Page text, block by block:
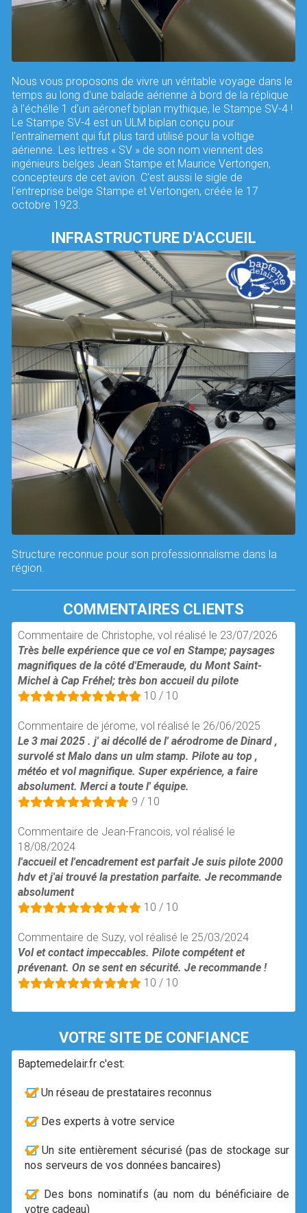
Nous vous proposons de vivre un véritable voyage dans le
temps au long d'une balade aérienne à bord de la réplique
à l'échélle 1 d'un aéronef biplan mythique, le Stampe SV-4 !
Le Stampe SV-4 est un ULM biplan conçu pour
l'entraînement qui fut plus tard utilisé pour la voltige
aérienne. Les lettres « SV » de son nom viennent des
ingénieurs belges Jean Stampe et Maurice Vertongen,
concepteurs de cet avion. C'est aussi le sigle de
l'entreprise belge Stampe et Vertongen, créée le 17
octobre 1923.
INFRASTRUCTURE D'ACCUEIL
Structure reconnue pour son professionnalisme dans la
région.
COMMENTAIRES CLIENTS
Commentaire de Christophe, vol réalisé le 23/07/2026
Très belle expérience que ce vol en Stampe; paysages
magnifiques de la côté d'Emeraude, du Mont Saint-
Michel à Cap Fréhel; très bon accueil du pilote
10 / 10
Commentaire de jérome, vol réalisé le 26/06/2025
Le 3 mai 2025 . j' ai décollé de l' aérodrome de Dinard ,
survolé st Malo dans un ulm stamp. Pilote au top ,
météo et vol magnifique. Super expérience, a faire
absolument. Merci a toute l' équipe.
9 / 10
Commentaire de Jean-Francois, vol réalisé le
18/08/2024
l'accueil et l'encadrement est parfait Je suis pilote 2000
hdv et j'ai trouvé la prestation parfaite. Je recommande
absolument
10 / 10
Commentaire de Suzy, vol réalisé le 25/03/2024
Vol et contact impeccables. Pilote compétent et
prévenant. On se sent en sécurité. Je recommande !
10 / 10
VOTRE SITE DE CONFIANCE
Baptemedelair.fr c'est:
Un réseau de prestataires reconnus
Des experts à votre service
Un site entièrement sécurisé (pas de stockage sur
nos serveurs de vos données bancaires)
Des bons nominatifs (au nom du bénéficiaire de
votre cadeau)